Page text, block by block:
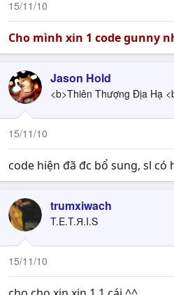
15/11/10
Cho mình xin 1 code gunny
Jason Hold
<b>Thiên Thượng Địa Hạ
15/11/10
code hiện đã đc bổ sung, sl có
trumxiwach
T.E.T.Я.I.S
15/11/10